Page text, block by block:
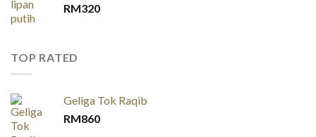
RM320
TOP RATED
Geliga Tok Raqib
RM860